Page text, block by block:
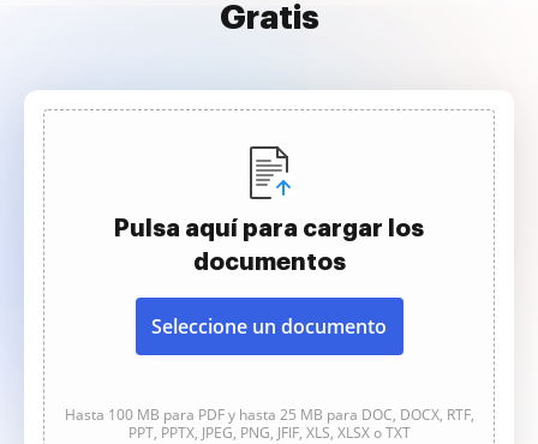
Gratis
Pulsa aquí para cargar los
documentos
Seleccione un documento
Hasta 100 MB para PDF y hasta 25 MB para DOC, DOCX, RTF,
PPT, PPTX, JPEG, PNG, JFIF, XLS, XLSX o TXT